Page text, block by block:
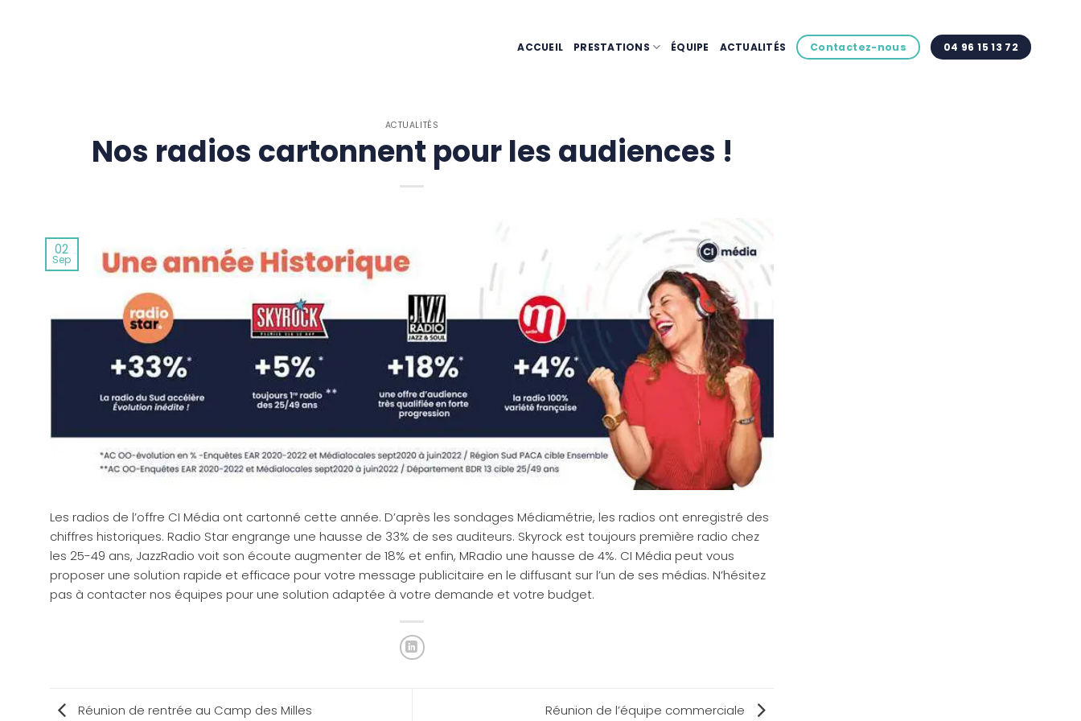
ACCUEIL PRESTATIONS ÉQUIPE ACTUALITÉS Contactez-nous 04 96 15 13 72
ACTUALITÉS
Nos radios cartonnent pour les audiences !
02
Sep
Les radios de l’offre CI Média ont cartonné cette année. D’après les sondages Médiamétrie, les radios ont enregistré des
chiffres historiques. Radio Star engrange une hausse de 33% de ses auditeurs. Skyrock est toujours première radio chez
les 25-49 ans, JazzRadio voit son écoute augmenter de 18% et enfin, MRadio une hausse de 4%. CI Média peut vous
proposer une solution rapide et efficace pour votre message publicitaire en le diffusant sur l’un de ses médias. N’hésitez
pas à contacter nos équipes pour une solution adaptée à votre demande et votre budget.
Réunion de rentrée au Camp des Milles Réunion de l’équipe commerciale